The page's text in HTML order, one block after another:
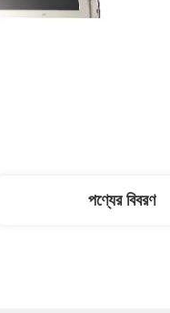
পণ্যের বিবরণ